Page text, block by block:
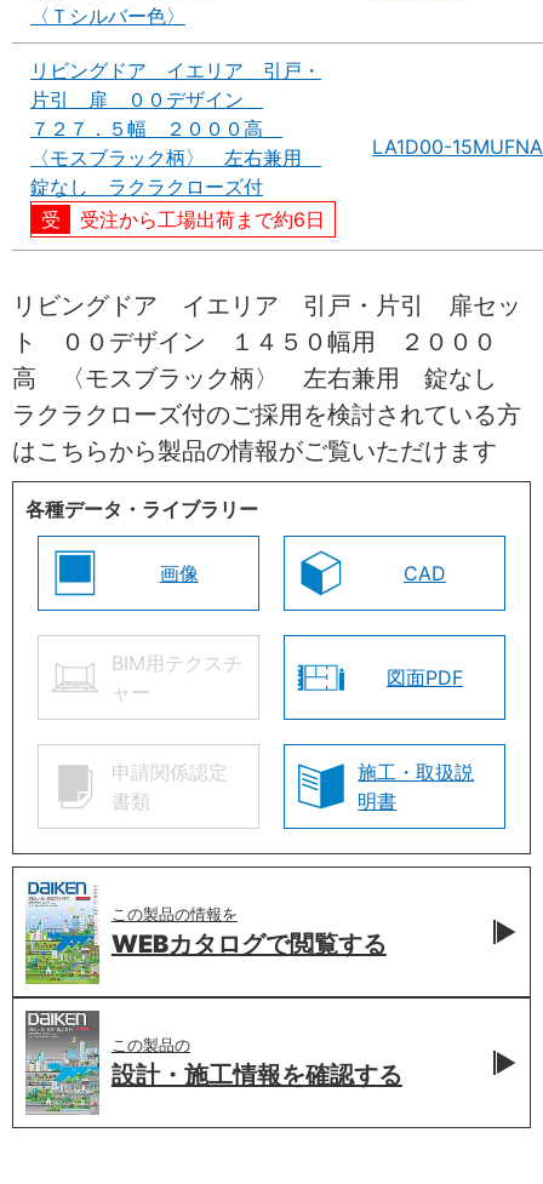
〈Ｔシルバー色〉
リビングドア イエリア 引戸・
片引 扉 ００デザイン
７２７．５幅 ２０００高
〈モスブラック柄〉 左右兼用
錠なし ラクラクローズ付
受注から工場出荷まで約6日
LA1D00-15MUFNA
リビングドア イエリア 引戸・片引 扉セッ
ト ００デザイン １４５０幅用 ２０００
高 〈モスブラック柄〉 左右兼用 錠なし
ラクラクローズ付のご採用を検討されている方
はこちらから製品の情報がご覧いただけます
各種データ・ライブラリー
画像 CAD
BIM用テクスチ
ャー
図面PDF
申請関係認定
書類
施工・取扱説
明書
この製品の情報を
WEBカタログで閲覧する
この製品の
設計・施工情報を確認する